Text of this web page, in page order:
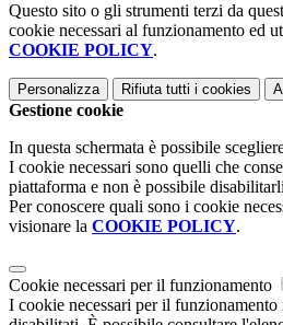
Questo sito o gli strumenti terzi da
cookie necessari al funzionamento ed
COOKIE POLICY.
Personalizza Rifiuta tutti i cookies
Gestione cookie
In questa schermata è possibile
I cookie necessari sono quelli che
piattaforma e non è possibile
Per conoscere quali sono i cookie
visionare la COOKIE POLICY.
Cookie necessari per il funzionamento
I cookie necessari per il funzionamento